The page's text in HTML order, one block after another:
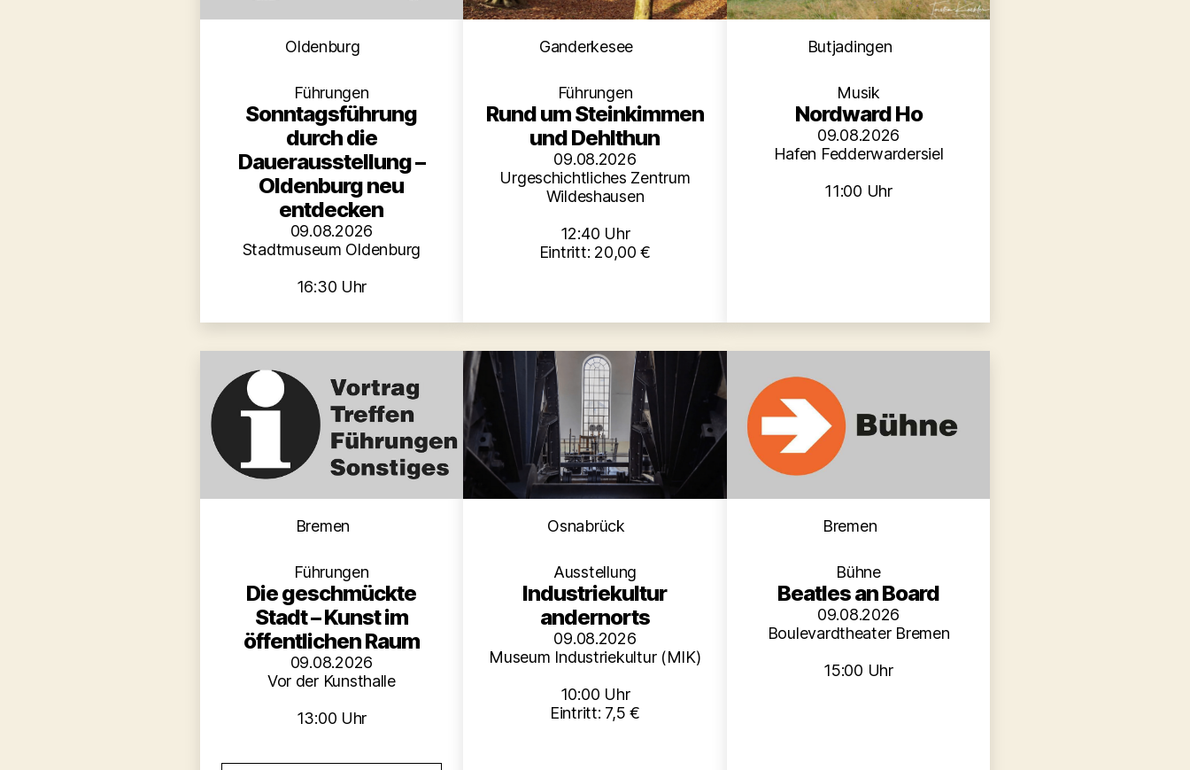
Kategorien
Oldenburg
Führungen
Sonntagsführung
durch die
Dauerausstellung –
Oldenburg neu
entdecken
09.08.2026
Stadtmuseum Oldenburg
16:30 Uhr
Kategorien
Ganderkesee
Führungen
Rund um Steinkimmen
und Dehlthun
09.08.2026
Urgeschichtliches Zentrum
Wildeshausen
12:40 Uhr
Eintritt: 20,00 €
Kategorien
Butjadingen
Musik
Nordward Ho
09.08.2026
Hafen Fedderwardersiel
11:00 Uhr
Kategorien
Bremen
Führungen
Die geschmückte
Stadt – Kunst im
öffentlichen Raum
09.08.2026
Vor der Kunsthalle
13:00 Uhr
Kategorien
Osnabrück
Ausstellung
Industriekultur
andernorts
09.08.2026
Museum Industriekultur (MIK)
10:00 Uhr
Eintritt: 7,5 €
Kategorien
Bremen
Bühne
Beatles an Board
09.08.2026
Boulevardtheater Bremen
15:00 Uhr